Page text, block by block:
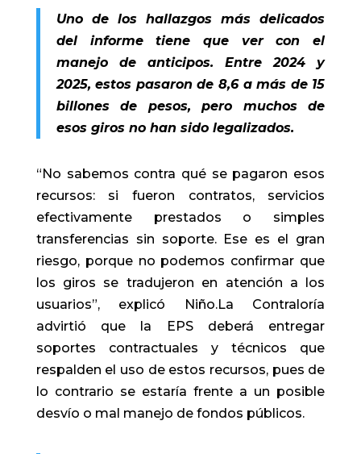
Uno de los hallazgos más delicados
del informe tiene que ver con el
manejo de anticipos. Entre 2024 y
2025, estos pasaron de 8,6 a más de 15
billones de pesos, pero muchos de
esos giros no han sido legalizados.
“No sabemos contra qué se pagaron esos
recursos: si fueron contratos, servicios
efectivamente prestados o simples
transferencias sin soporte. Ese es el gran
riesgo, porque no podemos confirmar que
los giros se tradujeron en atención a los
usuarios”, explicó Niño.La Contraloría
advirtió que la EPS deberá entregar
soportes contractuales y técnicos que
respalden el uso de estos recursos, pues de
lo contrario se estaría frente a un posible
desvío o mal manejo de fondos públicos.